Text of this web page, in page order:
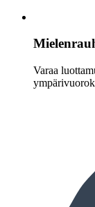
Varaa